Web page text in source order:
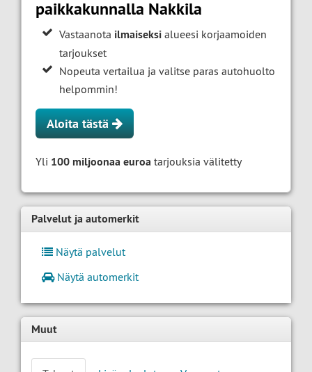
paikkakunnalla Nakkila
Vastaanota ilmaiseksi alueesi korjaamoiden
tarjoukset
Nopeuta vertailua ja valitse paras autohuolto
helpommin!
Aloita tästä
Yli 100 miljoonaa euroa tarjouksia välitetty
Palvelut ja automerkit
Näytä palvelut
Näytä automerkit
Muut